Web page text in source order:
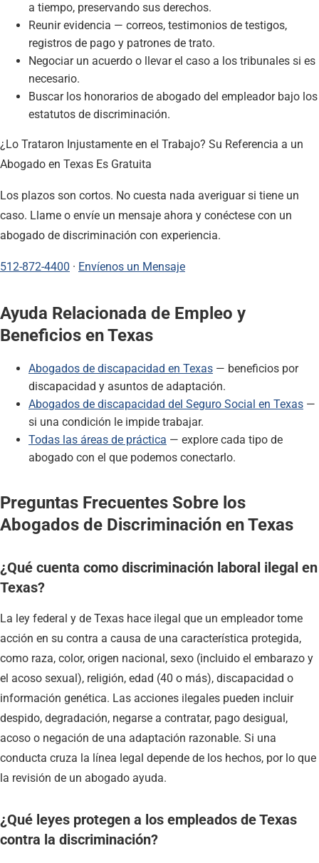
a tiempo, preservando sus derechos.
Reunir evidencia — correos, testimonios de testigos,
registros de pago y patrones de trato.
Negociar un acuerdo o llevar el caso a los tribunales si es
necesario.
Buscar los honorarios de abogado del empleador bajo los
estatutos de discriminación.
¿Lo Trataron Injustamente en el Trabajo? Su Referencia a un
Abogado en Texas Es Gratuita
Los plazos son cortos. No cuesta nada averiguar si tiene un
caso. Llame o envíe un mensaje ahora y conéctese con un
abogado de discriminación con experiencia.
512-872-4400 · Envíenos un Mensaje
Ayuda Relacionada de Empleo y
Beneficios en Texas
Abogados de discapacidad en Texas — beneficios por
discapacidad y asuntos de adaptación.
Abogados de discapacidad del Seguro Social en Texas —
si una condición le impide trabajar.
Todas las áreas de práctica — explore cada tipo de
abogado con el que podemos conectarlo.
Preguntas Frecuentes Sobre los
Abogados de Discriminación en Texas
¿Qué cuenta como discriminación laboral ilegal en
Texas?
La ley federal y de Texas hace ilegal que un empleador tome
acción en su contra a causa de una característica protegida,
como raza, color, origen nacional, sexo (incluido el embarazo y
el acoso sexual), religión, edad (40 o más), discapacidad o
información genética. Las acciones ilegales pueden incluir
despido, degradación, negarse a contratar, pago desigual,
acoso o negación de una adaptación razonable. Si una
conducta cruza la línea legal depende de los hechos, por lo que
la revisión de un abogado ayuda.
¿Qué leyes protegen a los empleados de Texas
contra la discriminación?